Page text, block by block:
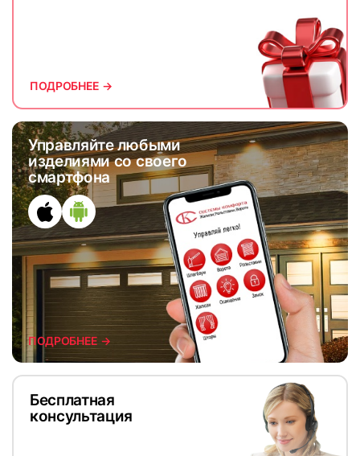
Управляйте любыми
изделиями со своего
смартфона
ПОДРОБНЕЕ →
ПОДРОБНЕЕ →
Бесплатная
консультация